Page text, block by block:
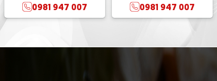
0981 947 007 0981 947 007